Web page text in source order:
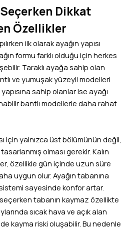
Dikkat
Özellikler
ilk olarak ayağın yapısı
formu farklı olduğu için herkes
Taraklı ayağa sahip olan
ve yumuşak yüzeyli modelleri
sahip olanlar ise ayağı
bantlı modellerle daha rahat
için yalnızca üst bölümünün değil,
olması gerekir. Kalın
özellikle gün içinde uzun süre
uygun olur. Ayağın tabanına
sayesinde konfor artar.
tabanın kaymaz özellikte
sıcak hava ve açık alan
kayma riski oluşabilir. Bu nedenle